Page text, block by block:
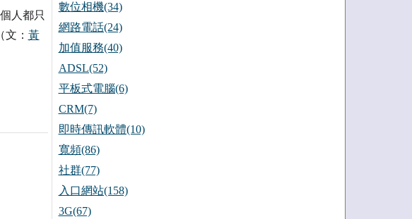
人都只
： 黃
數位相機(34)
網路電話(24)
加值服務(40)
ADSL(52)
平板式電腦(6)
CRM(7)
即時傳訊軟體(10)
寬頻(86)
社群(77)
入口網站(158)
3G(67)